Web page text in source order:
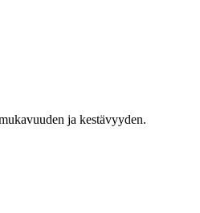
ja kestävyyden.